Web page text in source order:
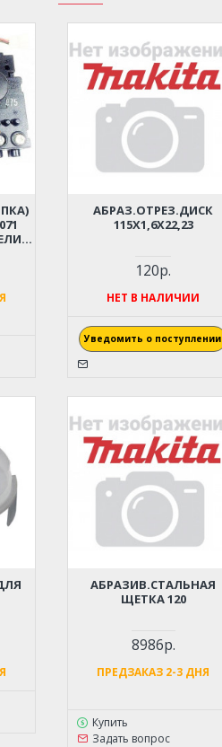
АБРАЗ.ОТРЕЗ.ДИСК
115Х1,6Х22,23
120р.
НЕТ В НАЛИЧИИ
Уведомить о поступлении
АБРАЗИВ.СТАЛЬНАЯ
ЩЕТКА 120
8986р.
ПРЕДЗАКАЗ 2-3 ДНЯ
Купить
Задать вопрос